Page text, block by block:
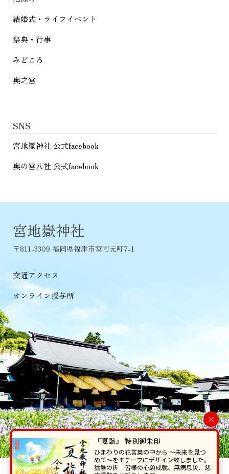
結婚式・ライフイベント
祭典・行事
みどころ
奥之宮
SNS
宮地嶽神社 公式facebook
奥の宮八社 公式facebook
宮地嶽神社
〒811-3309 福岡県福津市宮司元町7-1
交通アクセス
オンライン授与所
当ホームページで掲載の写真・イラスト等を無断で転写･複製することを
×
『夏詣』 特別御朱印
ひまわりの花言葉の中から 〜未来を見つ
めて〜をモチーフにデザイン致しました。
猛暑の折 皆様の心願成就、無病息災、悪